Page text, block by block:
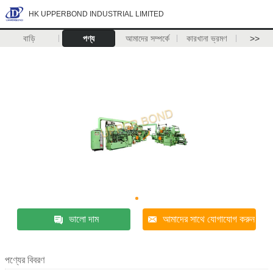
HK UPPERBOND INDUSTRIAL LIMITED
বাড়ি পণ্য আমাদের সম্পর্কে কারখানা ভ্রমণ >>
ভালো দাম আমাদের সাথে যোগাযোগ করুন
পণ্যের বিবরণ